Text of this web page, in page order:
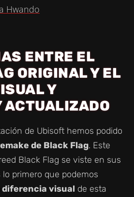
A
V
I
D
E
O
Hwando
ENTRE EL
ORIGINAL Y EL
Y
ACTUALIZADO
de Ubisoft hemos podido
de Black Flag. Este
Black Flag se viste en sus
primero que podemos
diferencia visual de esta